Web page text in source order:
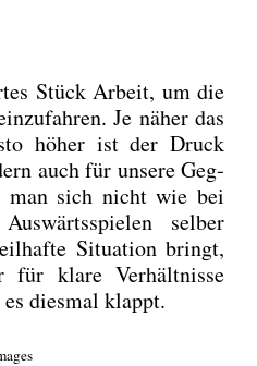
Stück Arbeit, um die
Je näher das
höher ist der Druck
auch für unse­re Geg­
sich nicht wie bei
sel­ber
Situa­ti­on bringt,
für kla­re Ver­hält­nis­se
dies­mal klappt.